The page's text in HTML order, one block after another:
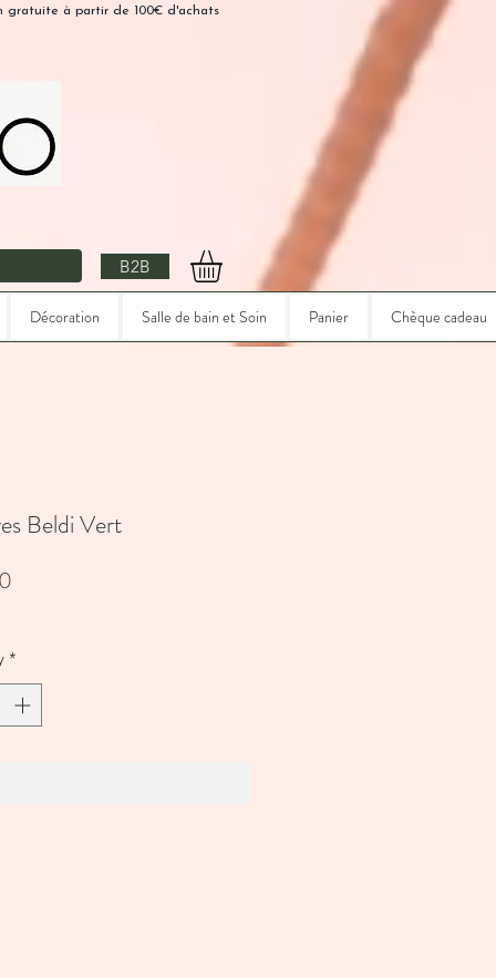
gratuite à partir de 100€ d'achats
B2B
Décoration Salle de bain et Soin Panier Chèque cadeau
Beldi Vert
*